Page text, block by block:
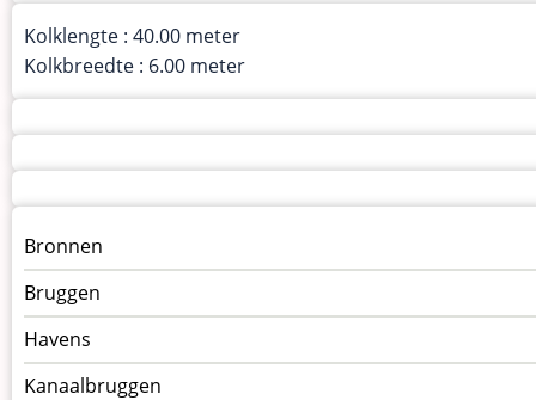
Kolklengte : 40.00 meter
Kolkbreedte : 6.00 meter
Menu
kunstwerken
op
kunstwerkpagina
Bronnen
Bruggen
Havens
Kanaalbruggen